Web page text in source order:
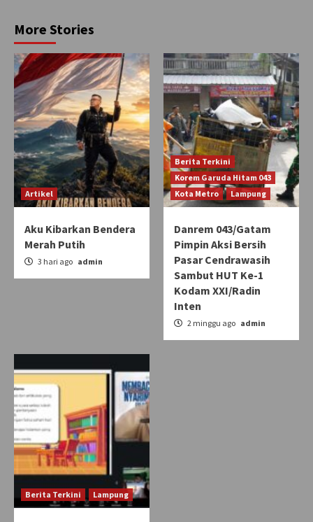
More Stories
Artikel
Aku Kibarkan Bendera
Merah Putih
3 hari ago admin
Berita Terkini
Korem Garuda Hitam 043
Kota Metro
Lampung
Danrem 043/Gatam
Pimpin Aksi Bersih
Pasar Cendrawasih
Sambut HUT Ke-1
Kodam XXI/Radin
Inten
2 minggu ago admin
Berita Terkini Lampung